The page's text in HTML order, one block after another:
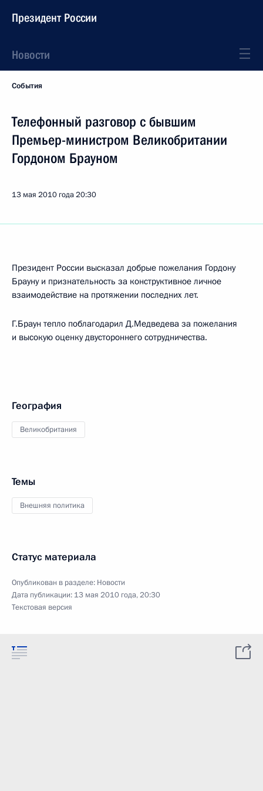
Президент России
Новости
События
Телефонный разговор с бывшим
Премьер-министром Великобритании
Гордоном Брауном
13 мая 2010 года20:30
Президент России высказал добрые пожелания Гордону
Брауну и признательность за конструктивное личное
взаимодействие на протяжении последних лет.
Г.Браун тепло поблагодарил Д.Медведева за пожелания
и высокую оценку двустороннего сотрудничества.
География
Великобритания
Темы
Внешняя политика
Статус материала
Опубликован в разделе: Новости
Дата публикации: 13 мая 2010 года, 20:30
Текстовая версия